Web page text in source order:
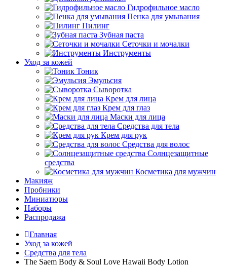
Гидрофильное масло
Пенка для умывания
Пилинг
Зубная паста
Сеточки и мочалки
Инструменты
Уход за кожей
Тоник
Эмульсия
Сыворотка
Крем для лица
Крем для глаз
Маски для лица
Средства для тела
Крем для рук
Средства для волос
Солнцезащитные
средства
Косметика для мужчин
Макияж
Пробники
Миниатюры
Наборы
Распродажа
Главная
Уход за кожей
Средства для тела
The Saem Body & Soul Love Hawaii Body Lotion